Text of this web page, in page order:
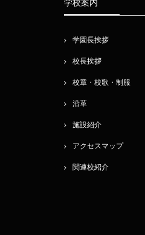
学校案内
学園長挨拶
校長挨拶
校章・校歌・制服
沿革
施設紹介
アクセスマップ
関連校紹介